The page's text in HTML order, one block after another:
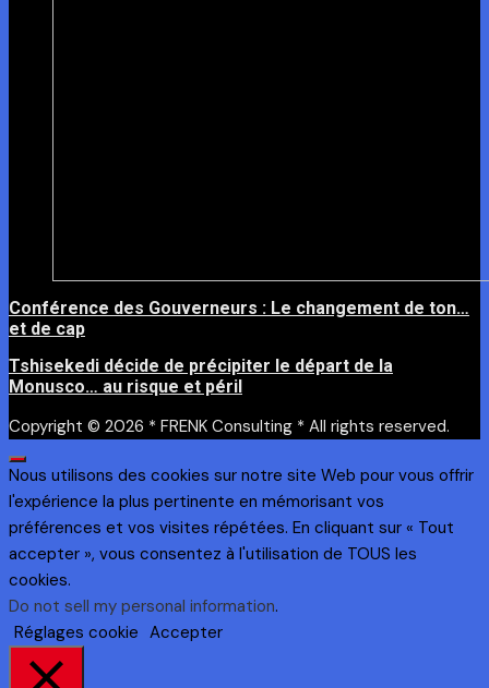
Conférence des Gouverneurs : Le changement de ton…
et de cap
Tshisekedi décide de précipiter le départ de la
Monusco… au risque et péril
Copyright © 2026 * FRENK Consulting * All rights reserved.
Nous utilisons des cookies sur notre site Web pour vous offrir
l'expérience la plus pertinente en mémorisant vos
préférences et vos visites répétées. En cliquant sur « Tout
accepter », vous consentez à l'utilisation de TOUS les
cookies.
Do not sell my personal information.
Réglages cookie Accepter